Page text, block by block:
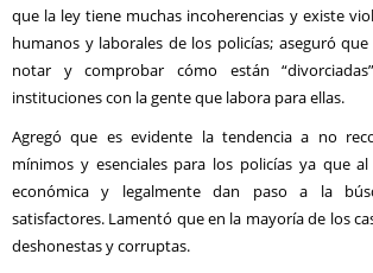
que la ley tiene muchas incoherencias y existe
humanos y laborales de los policías; aseguró
notar y comprobar cómo están
instituciones con la gente que labora para ellas.
Agregó que es evidente la tendencia a no
mínimos y esenciales para los policías ya que
económica y legalmente dan paso a la
satisfactores. Lamentó que en la mayoría de los
deshonestas y corruptas.